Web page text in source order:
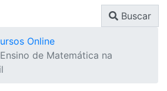
Buscar
Online
de Matemática na